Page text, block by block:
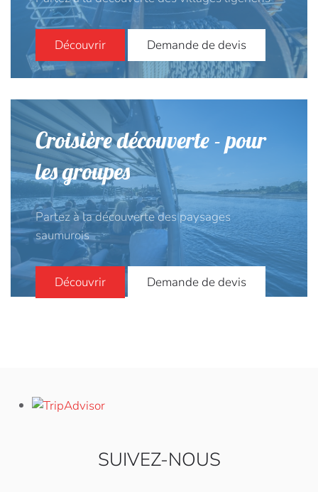
Découvrir Demande de devis
Croisière découverte - pour
les groupes
Partez à la découverte des paysages
saumurois
Découvrir Demande de devis
SUIVEZ-NOUS